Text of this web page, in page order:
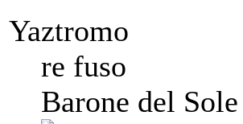
Yaztromo
re fuso
Barone del Sole